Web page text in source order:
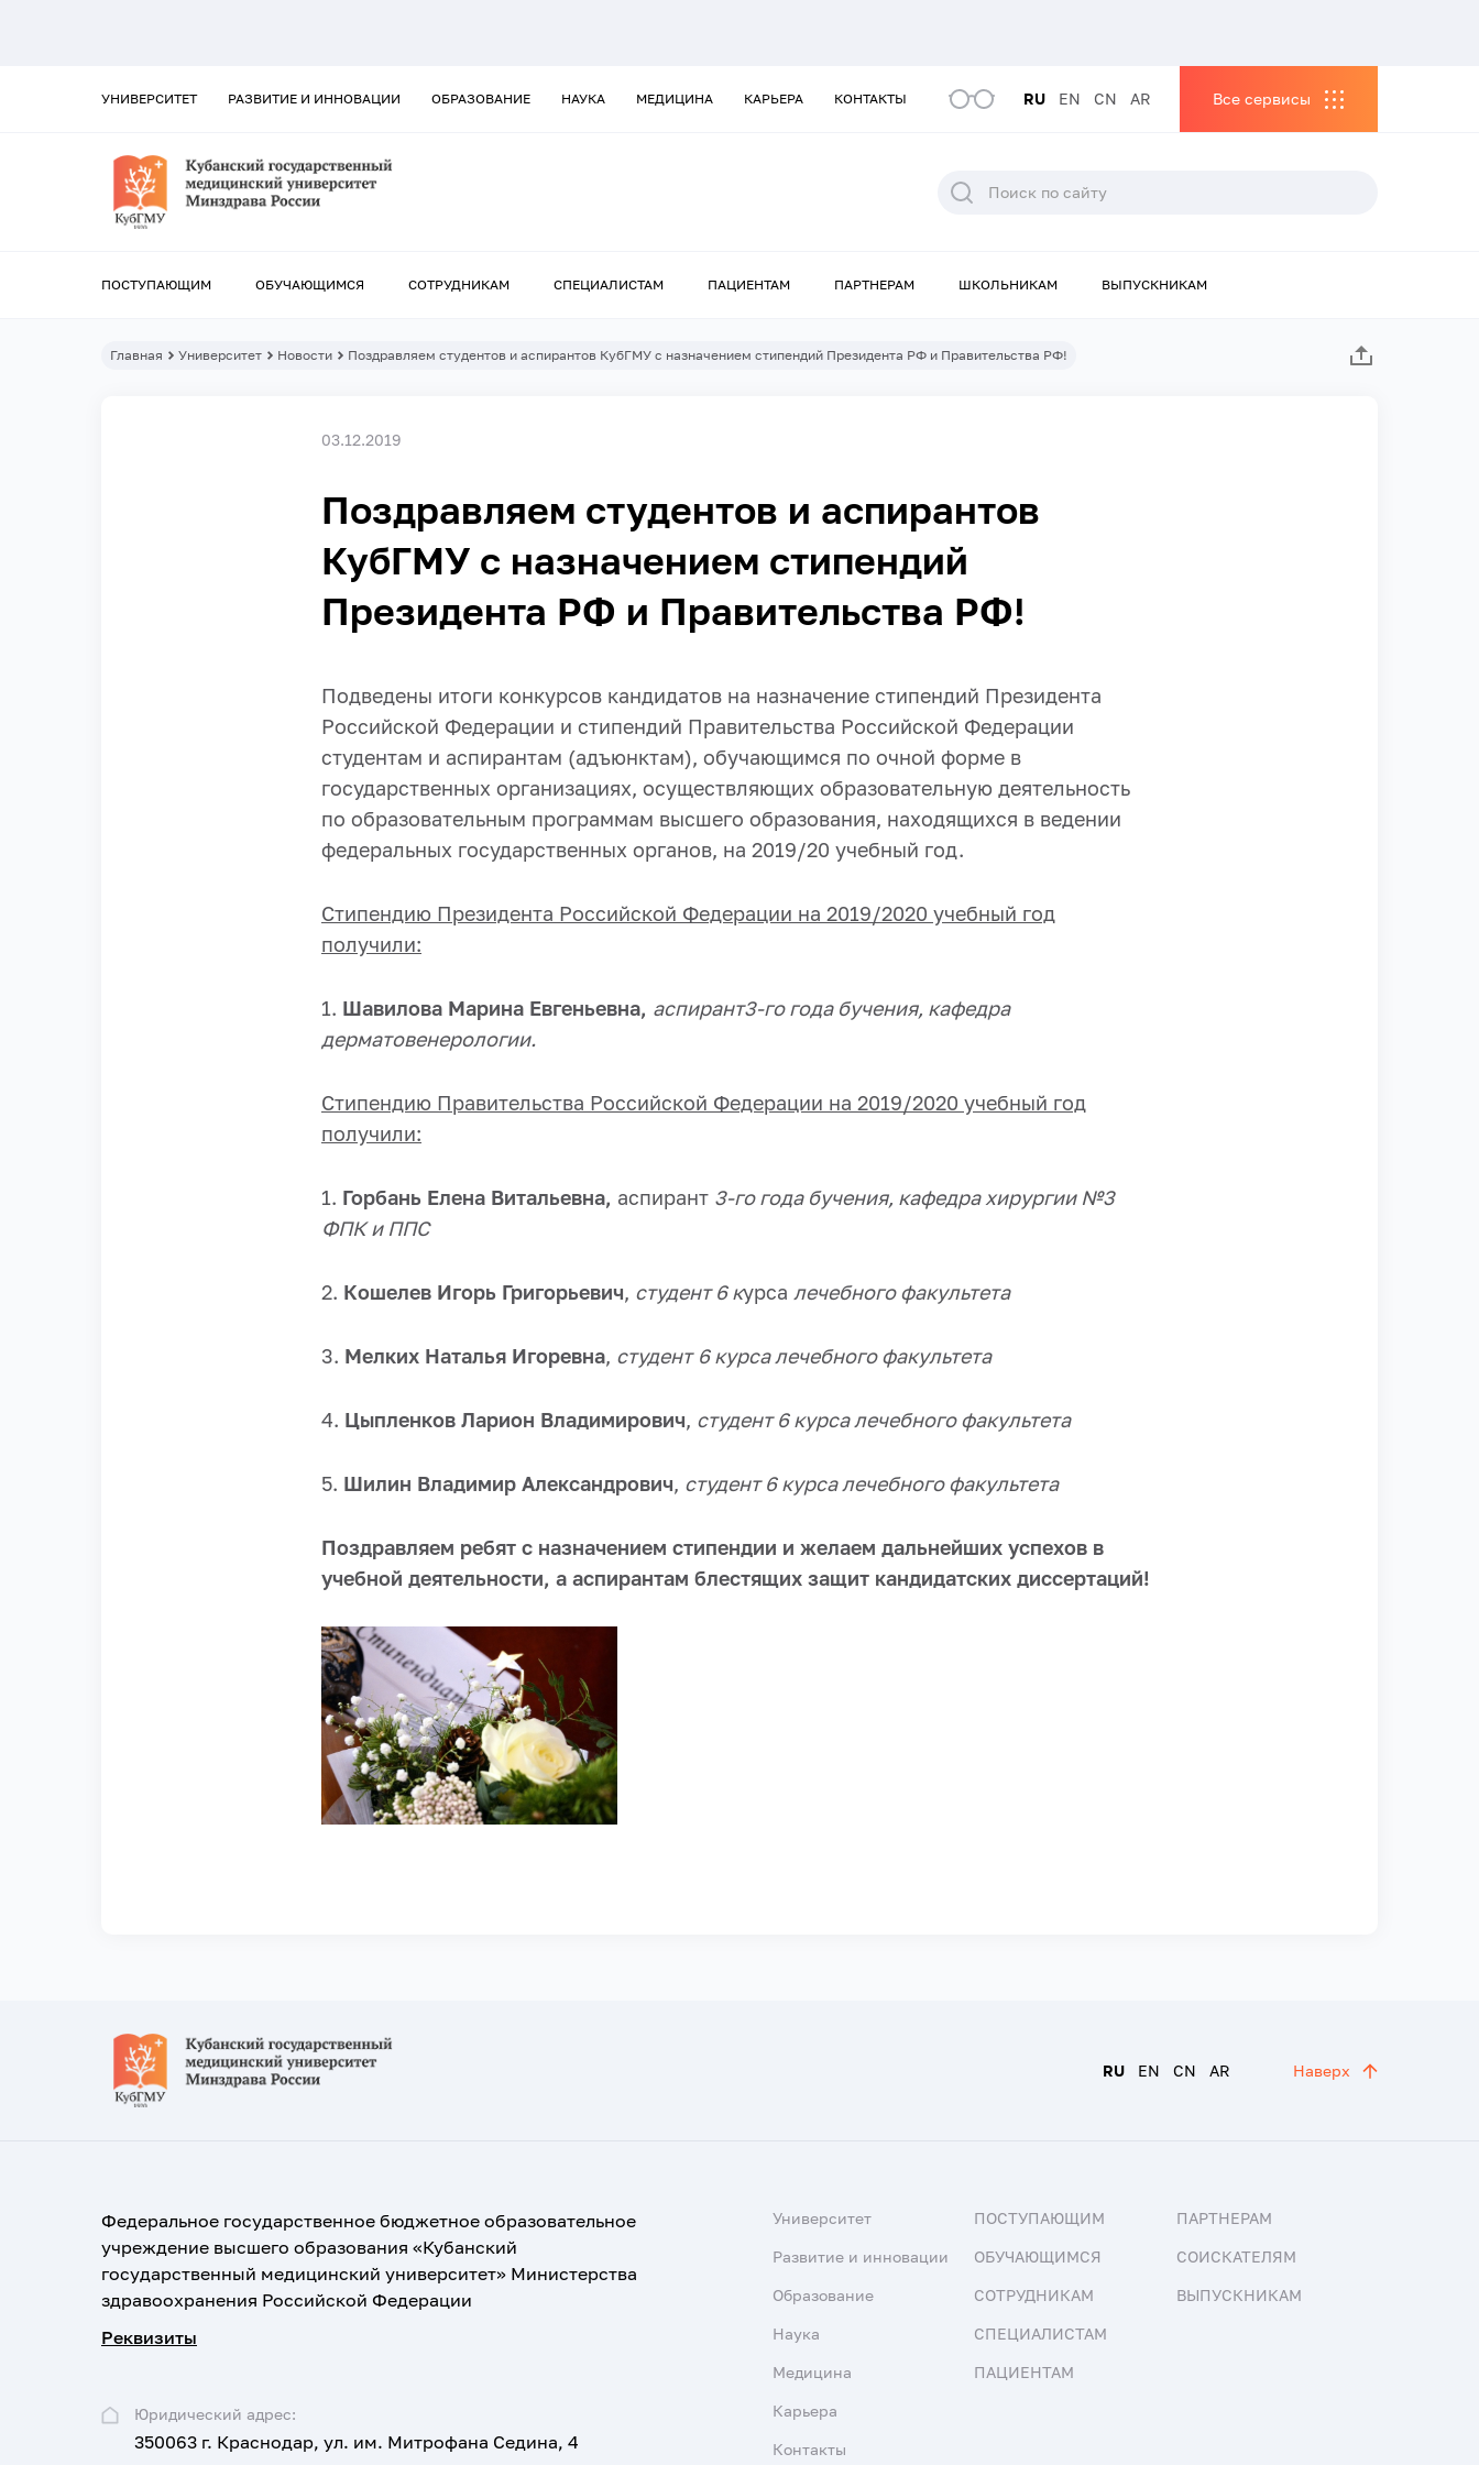
УНИВЕРСИТЕТ РАЗВИТИЕ И ИННОВАЦИИ ОБРАЗОВАНИЕ НАУКА МЕДИЦИНА КАРЬЕРА КОНТАКТЫ RU EN CN AR Все сервисы
ПОСТУПАЮЩИМ ОБУЧАЮЩИМСЯ СОТРУДНИКАМ СПЕЦИАЛИСТАМ ПАЦИЕНТАМ ПАРТНЕРАМ ШКОЛЬНИКАМ ВЫПУСКНИКАМ
Главная Университет Новости Поздравляем студентов и аспирантов КубГМУ с назначением стипендий Президента РФ и Правительства РФ!
03.12.2019
Поздравляем студентов и аспирантов
КубГМУ с назначением стипендий
Президента РФ и Правительства РФ!
Подведены итоги конкурсов кандидатов на назначение стипендий Президента
Российской Федерации и стипендий Правительства Российской Федерации
студентам и аспирантам (адъюнктам), обучающимся по очной форме в
государственных организациях, осуществляющих образовательную деятельность
по образовательным программам высшего образования, находящихся в ведении
федеральных государственных органов, на 2019/20 учебный год.
Стипендию Президента Российской Федерации на 2019/2020 учебный год
получили:
1. Шавилова Марина Евгеньевна, аспирант3-го года бучения, кафедра
дерматовенерологии.
Стипендию Правительства Российской Федерации на 2019/2020 учебный год
получили:
1. Горбань Елена Витальевна, аспирант 3-го года бучения, кафедра хирургии №3
ФПК и ППС
2. Кошелев Игорь Григорьевич, студент 6 курса лечебного факультета
3. Мелких Наталья Игоревна, студент 6 курса лечебного факультета
4. Цыпленков Ларион Владимирович, студент 6 курса лечебного факультета
5. Шилин Владимир Александрович, студент 6 курса лечебного факультета
Поздравляем ребят с назначением стипендии и желаем дальнейших успехов в
учебной деятельности, а аспирантам блестящих защит кандидатских диссертаций!
RU EN CN AR Наверх
Федеральное государственное бюджетное образовательное
учреждение высшего образования «Кубанский
государственный медицинский университет» Министерства
здравоохранения Российской Федерации
Реквизиты
Юридический адрес:
350063 г. Краснодар, ул. им. Митрофана Седина, 4
Университет
Развитие и инновации
Образование
Наука
Медицина
Карьера
Контакты
ПОСТУПАЮЩИМ
ОБУЧАЮЩИМСЯ
СОТРУДНИКАМ
СПЕЦИАЛИСТАМ
ПАЦИЕНТАМ
ПАРТНЕРАМ
СОИСКАТЕЛЯМ
ВЫПУСКНИКАМ